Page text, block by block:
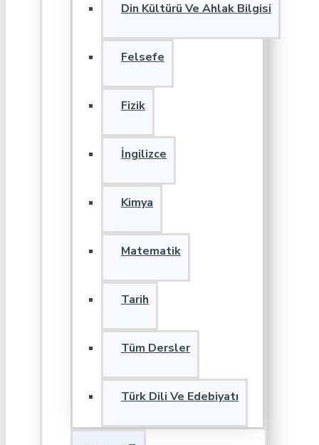
Din Kültürü Ve Ahlak Bilgisi
Felsefe
Fizik
İngilizce
Kimya
Matematik
Tarih
Tüm Dersler
Türk Dili Ve Edebiyatı